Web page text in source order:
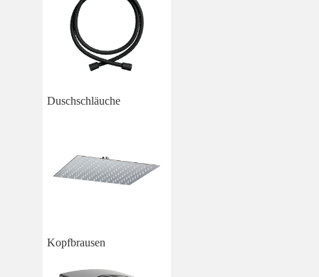
Duschschläuche
Kopfbrausen